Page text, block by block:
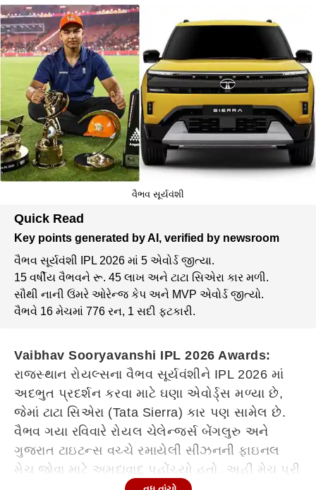
વૈભવ સૂર્યવંશી
Quick Read
Key points generated by AI, verified by newsroom
વૈભવ સૂર્યવંશી IPL 2026 માં 5 એવોર્ડ જીત્યા.
15 વર્ષીય વૈભવને રૂ. 45 લાખ અને ટાટા સિએરા કાર મળી.
સૌથી નાની ઉંમરે ઓરેન્જ કેપ અને MVP એવોર્ડ જીત્યો.
વૈભવે 16 મેચમાં 776 રન, 1 સદી ફટકારી.
Vaibhav Sooryavanshi IPL 2026 Awards:
રાજસ્થાન રોયલ્સના વૈભવ સૂર્યવંશીને IPL 2026 માં
અદભુત પ્રદર્શન કરવા માટે ઘણા એવોર્ડ્સ મળ્યા છે,
જેમાં ટાટા સિએરા (Tata Sierra) કાર પણ સામેલ છે.
વૈભવ ગયા રવિવારે રોયલ ચેલેન્જર્સ બેંગલુરુ અને
ગુજરાત ટાઇટન્સ વચ્ચે રમાયેલી સીઝનની ફાઇનલ
મેચ જોવા માટે અમદાવાદ પહોંચ્યો હતો. અહીં મેચ પૂરી